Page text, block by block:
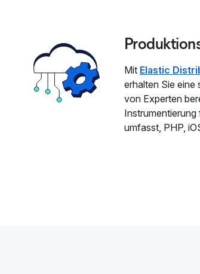
Mit Elastic
erhalten Sie eine
von Experten
umfasst, PHP,